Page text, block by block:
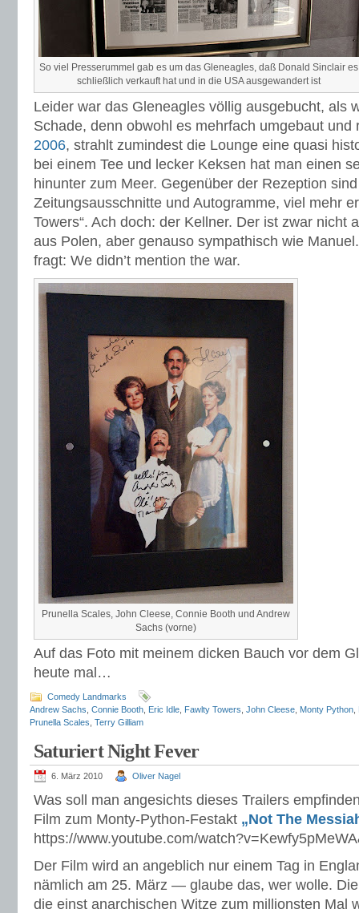
So viel Presserummel gab es um das Gleneagles, daß Donald Sinclair es
schließlich verkauft hat und in die USA ausgewandert ist
Leider war das Gleneagles völlig ausgebucht, als
Schade, denn obwohl es mehrfach umgebaut und
2006, strahlt zumindest die Lounge eine quasi
bei einem Tee und lecker Keksen hat man einen
hinunter zum Meer. Gegenüber der Rezeption
Zeitungsausschnitte und Autogramme, viel mehr
Towers“. Ach doch: der Kellner. Der ist zwar nicht
aus Polen, aber genauso sympathisch wie
fragt: We didn’t mention the war.
Prunella Scales, John Cleese, Connie Booth und Andrew
Sachs (vorne)
Auf das Foto mit meinem dicken Bauch vor dem
heute mal…
Comedy Landmarks
Andrew Sachs Connie Booth Eric Idle Fawlty Towers John Cleese Monty Python
Prunella Scales Terry Gilliam
Saturiert Night Fever
6. März 2010 Oliver Nagel
Was soll man angesichts dieses Trailers
Film zum Monty-Python-Festakt „Not The
https://www.youtube.com/
Der Film wird an angeblich nur einem Tag in
nämlich am 25. März — glaube das, wer wolle.
die einst anarchischen Witze zum millionsten Mal